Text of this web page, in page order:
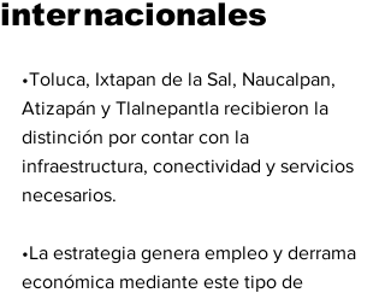
internacionales
•Toluca, Ixtapan de la Sal, Naucalpan,
Atizapán y Tlalnepantla recibieron la
distinción por contar con la
infraestructura, conectividad y servicios
necesarios.
•⁠⁠La estrategia genera empleo y derrama
económica mediante este tipo de